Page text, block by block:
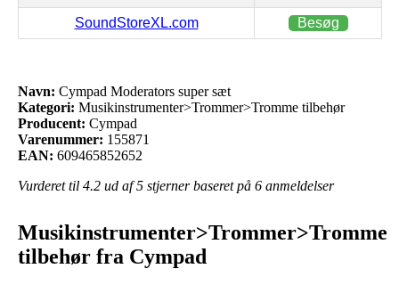
SoundStoreXL.com Besøg
Navn: Cympad Moderators super sæt
Kategori: Musikinstrumenter>Trommer>Tromme tilbehør
Producent: Cympad
Varenummer: 155871
EAN: 609465852652
Vurderet til 4.2 ud af 5 stjerner baseret på 6 anmeldelser
Musikinstrumenter>Trommer>Tromme
tilbehør fra Cympad